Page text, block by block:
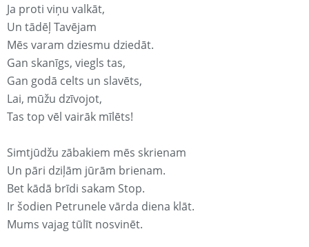
Ja proti viņu valkāt,
Un tādēļ Tavējam
Mēs varam dziesmu dziedāt.
Gan skanīgs, viegls tas,
Gan godā celts un slavēts,
Lai, mūžu dzīvojot,
Tas top vēl vairāk mīlēts!
Simtjūdžu zābakiem mēs skrienam
Un pāri dziļām jūrām brienam.
Bet kādā brīdi sakam Stop.
Ir šodien Petrunele vārda diena klāt.
Mums vajag tūlīt nosvinēt.